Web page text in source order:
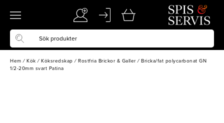
Hem / Kök / Köksredskap / Rostfria Brickor & Galler / Bricka/fat polycarbonat GN
1/2-20mm svart Patina